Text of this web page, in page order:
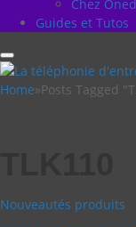
Chez
Guides et Tutos
Home»Posts Tagged
Nouveautés produits